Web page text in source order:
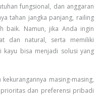
fungsional, dan anggaran
tahan jangka panjang, railing
baik. Namun, jika Anda ingin
dan natural, serta memiliki
kayu bisa menjadi solusi yang
masing-masing,
dan preferensi pribadi